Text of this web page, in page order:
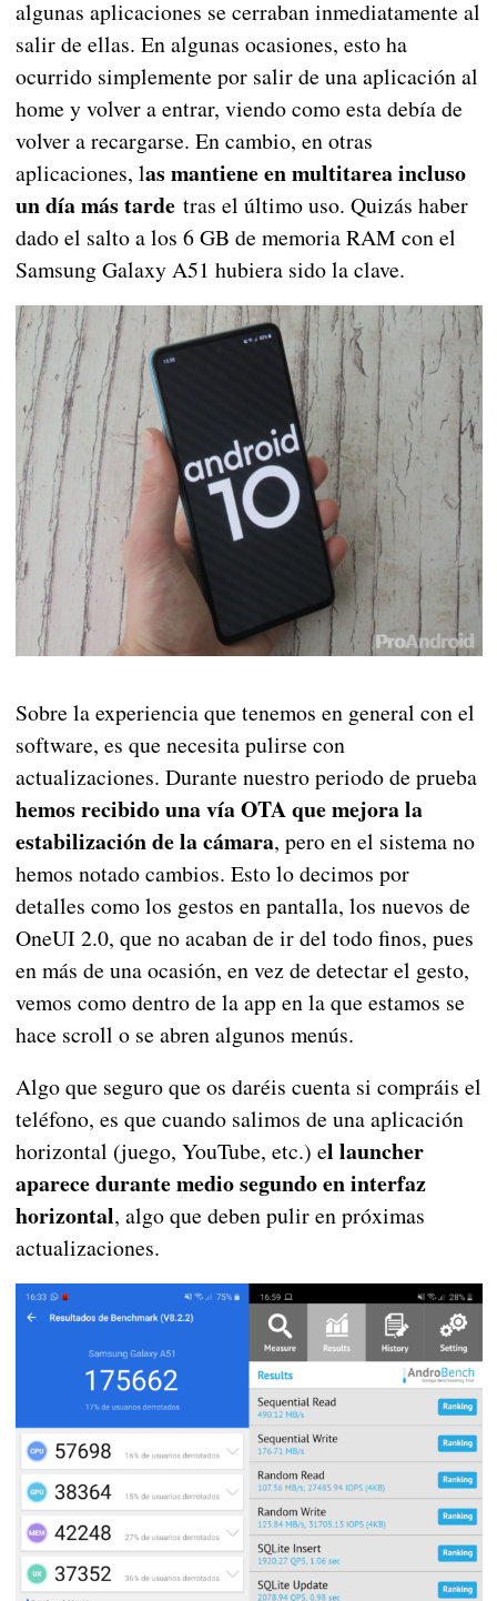
algunas aplicaciones se cerraban inmediatamente al
salir de ellas. En algunas ocasiones, esto ha
ocurrido simplemente por salir de una aplicación al
home y volver a entrar, viendo como esta debía de
volver a recargarse. En cambio, en otras
aplicaciones, las mantiene en multitarea incluso
un día más tarde tras el último uso. Quizás haber
dado el salto a los 6 GB de memoria RAM con el
Samsung Galaxy A51 hubiera sido la clave.
Sobre la experiencia que tenemos en general con el
software, es que necesita pulirse con
actualizaciones. Durante nuestro periodo de prueba
hemos recibido una vía OTA que mejora la
estabilización de la cámara, pero en el sistema no
hemos notado cambios. Esto lo decimos por
detalles como los gestos en pantalla, los nuevos de
OneUI 2.0, que no acaban de ir del todo finos, pues
en más de una ocasión, en vez de detectar el gesto,
vemos como dentro de la app en la que estamos se
hace scroll o se abren algunos menús.
Algo que seguro que os daréis cuenta si compráis el
teléfono, es que cuando salimos de una aplicación
horizontal (juego, YouTube, etc.) el launcher
aparece durante medio segundo en interfaz
horizontal, algo que deben pulir en próximas
actualizaciones.